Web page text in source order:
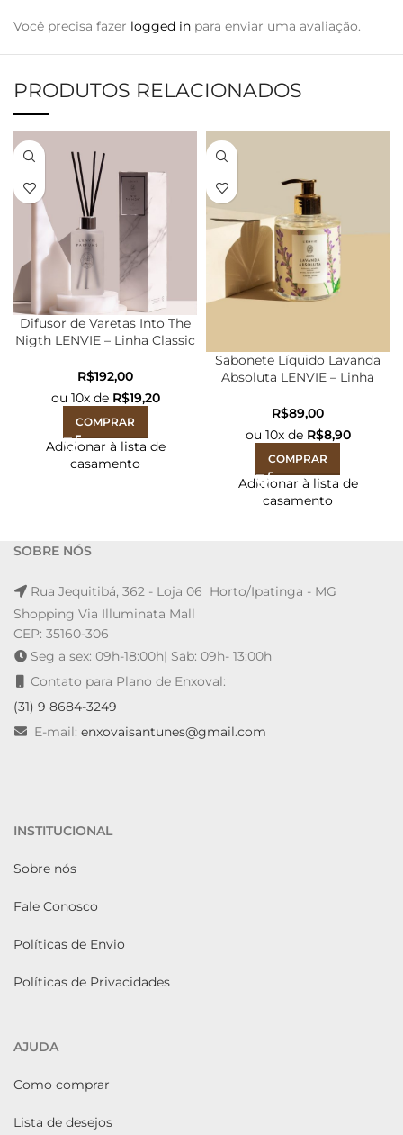
Você precisa fazer logged in para enviar uma avaliação.
PRODUTOS RELACIONADOS
Difusor de Varetas Into The
Nigth LENVIE – Linha Classic
R$
ou 10x de R$19,20
COMPRAR
Adicionar à lista de
casamento
Sabonete Líquido Lavanda
Absoluta LENVIE – Linha
R$
ou 10x de R$8,90
COMPRAR
Adicionar à lista de
casamento
SOBRE NÓS
Rua Jequitibá, 362 - Loja 06 Horto/Ipatinga - MG
Shopping Via Illuminata Mall
CEP: 35160-306
Seg a sex: 09h-18:00h| Sab: 09h- 13:00h
Contato para Plano de Enxoval:
(31) 9 8684-3249
E-mail: enxovaisantunes@gmail.com
INSTITUCIONAL
Sobre nós
Fale Conosco
Políticas de Envio
Políticas de Privacidades
AJUDA
Como comprar
Lista de desejos